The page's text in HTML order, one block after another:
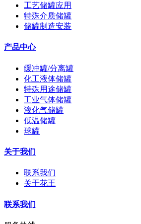
工艺储罐应用
特殊介质储罐
储罐制造安装
产品中心
缓冲罐/分离罐
化工液体储罐
特殊用途储罐
工业气体储罐
液化气储罐
低温储罐
球罐
关于我们
联系我们
关于花王
联系我们